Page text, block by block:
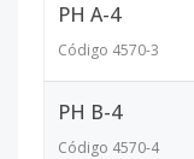
PH A-4
Código 4570-3
PH B-4
Código 4570-4